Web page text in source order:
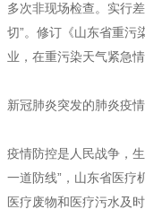
多次非现场检查。实行
切”。修订《山东省重污
业，在重污染天气紧急
新冠肺炎突发的肺炎疫
疫情防控是人民战争，
一道防线”，山东省医疗
医疗废物和医疗污水及